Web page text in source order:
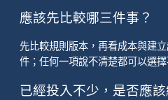
應該先比較哪三件事？
先比較規則版本，再看成本與建
件；任何一項說不清楚都可以選擇
已經投入不少，是否應該